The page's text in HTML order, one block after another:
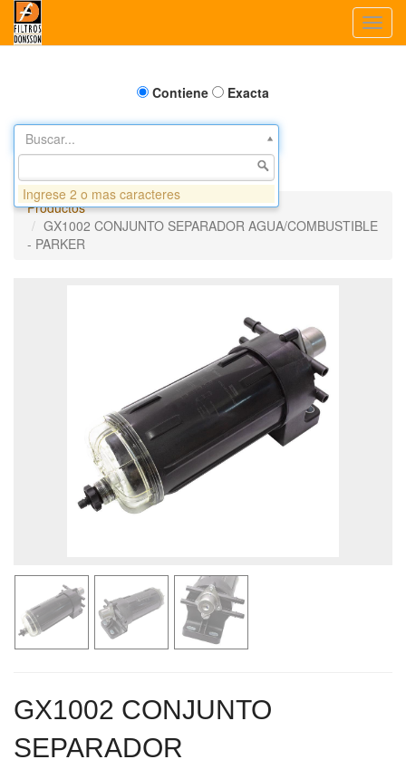
Contiene Exacta
Buscar...
Productos
GX1002 CONJUNTO SEPARADOR AGUA/COMBUSTIBLE
- PARKER
GX1002 CONJUNTO
SEPARADOR
Ingrese 2 o mas caracteres